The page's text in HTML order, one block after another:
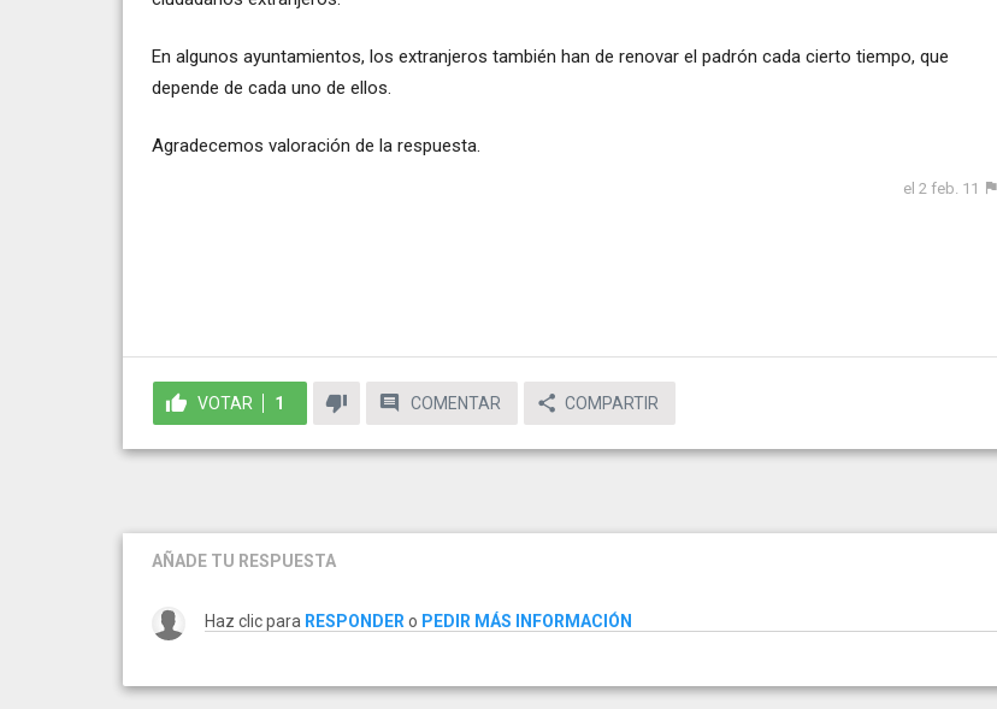
En algunos ayuntamientos, los extranjeros también han de renovar el padrón cada cierto tiempo, que
depende de cada uno de ellos.
Agradecemos valoración de la respuesta.
el 2 feb. 11
VOTAR 1 COMENTAR COMPARTIR
AÑADE TU RESPUESTA
Haz clic para RESPONDER o PEDIR MÁS INFORMACIÓN